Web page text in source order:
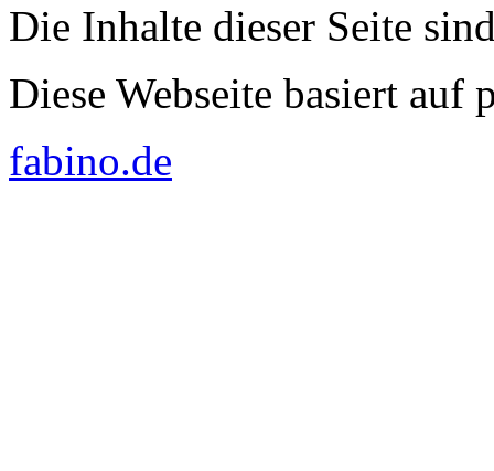
Die Inhalte dieser Seite
Diese Webseite basiert auf
fabino.de